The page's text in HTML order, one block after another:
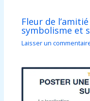
Fleur de
symbolisme et
Laisser un